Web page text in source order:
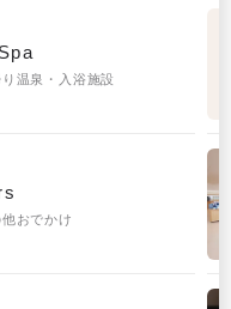
温泉・入浴施設
おでかけ